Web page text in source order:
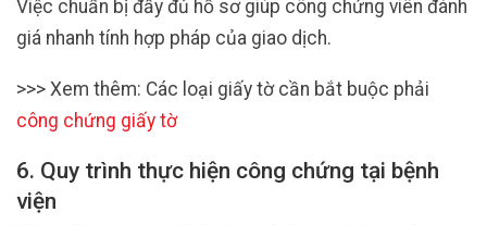
Việc chuẩn bị đầy đủ hồ sơ giúp công chứng viên đánh
giá nhanh tính hợp pháp của giao dịch.
>>> Xem thêm: Các loại giấy tờ cần bắt buộc phải
công chứng giấy tờ
6. Quy trình thực hiện công chứng tại bệnh
viện